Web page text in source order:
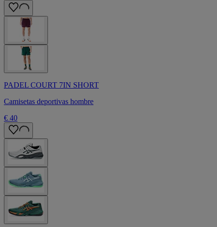
PADEL COURT 7IN SHORT
Camisetas deportivas hombre
€ 40